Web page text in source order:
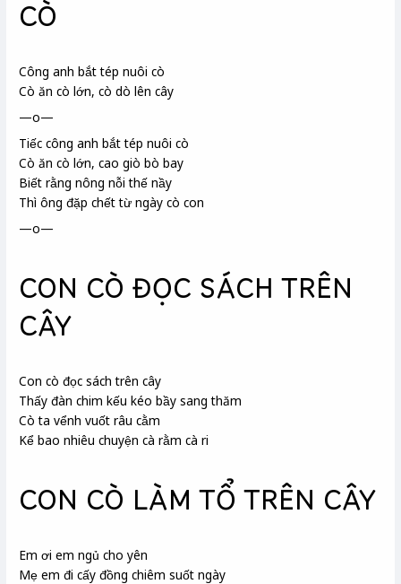
CÒ
Công anh bắt tép nuôi cò
Cò ăn cò lớn, cò dò lên cây
—o—
Tiếc công anh bắt tép nuôi cò
Cò ăn cò lớn, cao giò bò bay
Biết rằng nông nỗi thế nầy
Thì ông đặp chết từ ngày cò con
—o—
CON CÒ ĐỌC SÁCH TRÊN
CÂY
Con cò đọc sách trên cây
Thấy đàn chim kếu kéo bầy sang thăm
Cò ta vểnh vuốt râu cằm
Kể bao nhiêu chuyện cà rằm cà ri
CON CÒ LÀM TỔ TRÊN CÂY
Em ơi em ngủ cho yên
Mẹ em đi cấy đồng chiêm suốt ngày